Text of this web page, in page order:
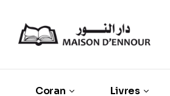
Coran Livres